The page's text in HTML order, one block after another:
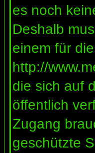
es noch
Deshalb
einem für
http://
die sich auf
öffentlich
Zugang
geschützte